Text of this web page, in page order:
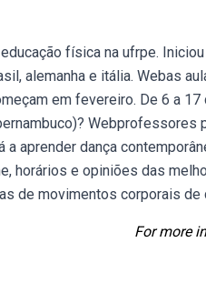
física na ufrpe.
alemanha e itália. Webas
em fevereiro. De 6 a
Webprofessores
a aprender dança
horários e opiniões das
de movimentos corporais
For more